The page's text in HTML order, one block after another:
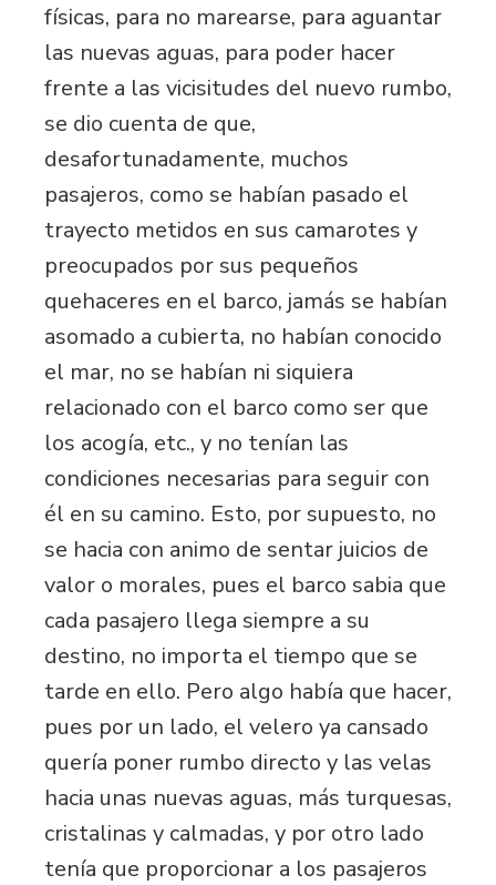
físicas, para no marearse, para aguantar
las nuevas aguas, para poder hacer
frente a las vicisitudes del nuevo rumbo,
se dio cuenta de que,
desafortunadamente, muchos
pasajeros, como se habían pasado el
trayecto metidos en sus camarotes y
preocupados por sus pequeños
quehaceres en el barco, jamás se habían
asomado a cubierta, no habían conocido
el mar, no se habían ni siquiera
relacionado con el barco como ser que
los acogía, etc., y no tenían las
condiciones necesarias para seguir con
él en su camino. Esto, por supuesto, no
se hacia con animo de sentar juicios de
valor o morales, pues el barco sabia que
cada pasajero llega siempre a su
destino, no importa el tiempo que se
tarde en ello. Pero algo había que hacer,
pues por un lado, el velero ya cansado
quería poner rumbo directo y las velas
hacia unas nuevas aguas, más turquesas,
cristalinas y calmadas, y por otro lado
tenía que proporcionar a los pasajeros